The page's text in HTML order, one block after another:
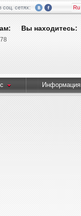
соц. сетях: Ru
Вы находитесь:
Информация